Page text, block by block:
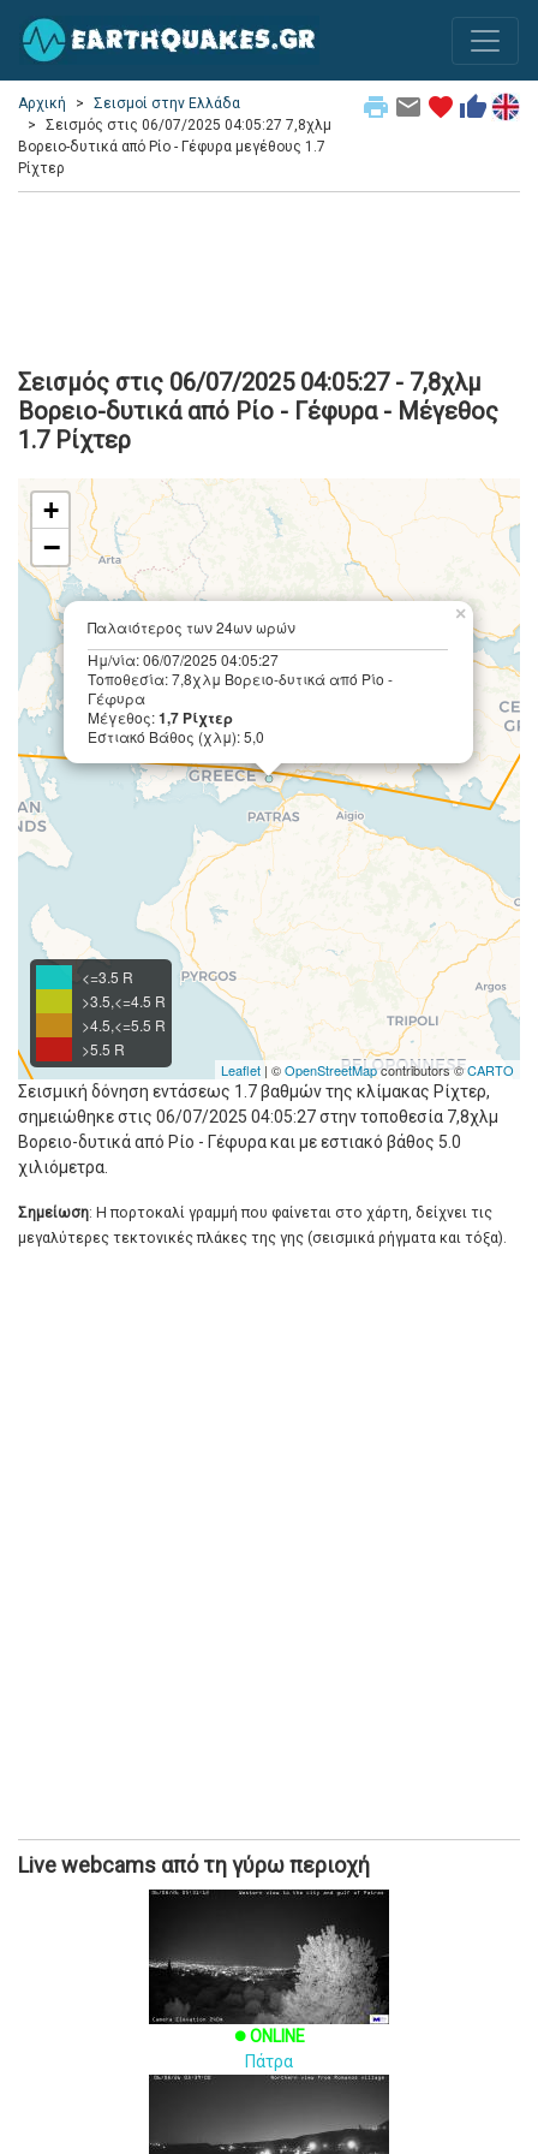
print email favorite thumb_up
Αρχική
Σεισμοί στην Ελλάδα
Σεισμός στις 06/07/2025 04:05:27 7,8χλμ
Βορειο-δυτικά από Ρίο - Γέφυρα μεγέθους 1.7
Ρίχτερ
Σεισμός στις 06/07/2025 04:05:27 - 7,8χλμ
Βορειο-δυτικά από Ρίο - Γέφυρα - Μέγεθος
1.7 Ρίχτερ
Παλαιότερος των 24ων ωρών
Ημ/νία: 06/07/2025 04:05:27
Τοποθεσία: 7,8χλμ Βορειο-δυτικά από Ρίο -
Γέφυρα
Μέγεθος:1,7 Ρίχτερ
Εστιακό Βάθος (χλμ): 5,0
×
+
−
<=3.5 R
>3.5,<=4.5 R
>4.5,<=5.5 R
>5.5 R
Leaflet | ©OpenStreetMapcontributors ©CARTO
Σεισμική δόνηση εντάσεως 1.7 βαθμών της κλίμακας Ρίχτερ,
σημειώθηκε στις 06/07/2025 04:05:27 στην τοποθεσία 7,8χλμ
Βορειο-δυτικά από Ρίο - Γέφυρα και με εστιακό βάθος 5.0
χιλιόμετρα.
Σημείωση: Η πορτοκαλί γραμμή που φαίνεται στο χάρτη, δείχνει τις
μεγαλύτερες τεκτονικές πλάκες της γης (σεισμικά ρήγματα και τόξα).
Live webcams από τη γύρω περιοχή
brightness_1 ONLINE
Πάτρα